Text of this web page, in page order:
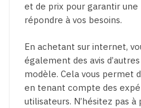
et de prix pour garantir une
répondre à vos besoins.
En achetant sur internet,
également des avis
modèle. Cela vous permet
en tenant compte des
utilisateurs. N’hésitez pas à